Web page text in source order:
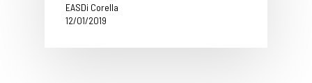
EASDi Corella
12/01/2019